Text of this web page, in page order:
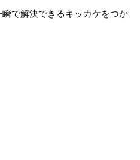
で解決できるキッカケをつか